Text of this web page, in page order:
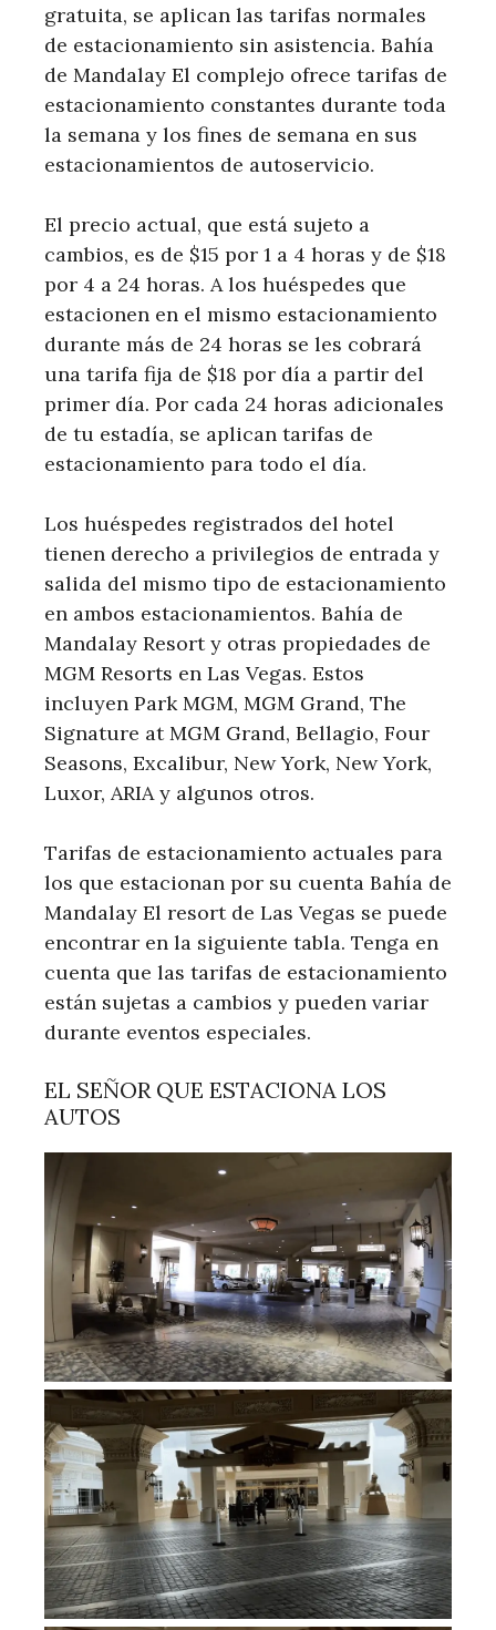
gratuita, se aplican las tarifas normales
de estacionamiento sin asistencia. Bahía
de Mandalay El complejo ofrece tarifas de
estacionamiento constantes durante toda
la semana y los fines de semana en sus
estacionamientos de autoservicio.
El precio actual, que está sujeto a
cambios, es de $15 por 1 a 4 horas y de $18
por 4 a 24 horas. A los huéspedes que
estacionen en el mismo estacionamiento
durante más de 24 horas se les cobrará
una tarifa fija de $18 por día a partir del
primer día. Por cada 24 horas adicionales
de tu estadía, se aplican tarifas de
estacionamiento para todo el día.
Los huéspedes registrados del hotel
tienen derecho a privilegios de entrada y
salida del mismo tipo de estacionamiento
en ambos estacionamientos. Bahía de
Mandalay Resort y otras propiedades de
MGM Resorts en Las Vegas. Estos
incluyen Park MGM, MGM Grand, The
Signature at MGM Grand, Bellagio, Four
Seasons, Excalibur, New York, New York,
Luxor, ARIA y algunos otros.
Tarifas de estacionamiento actuales para
los que estacionan por su cuenta Bahía de
Mandalay El resort de Las Vegas se puede
encontrar en la siguiente tabla. Tenga en
cuenta que las tarifas de estacionamiento
están sujetas a cambios y pueden variar
durante eventos especiales.
EL SEÑOR QUE ESTACIONA LOS
AUTOS